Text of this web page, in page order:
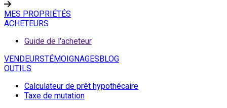
MES PROPRIÉTÉS
ACHETEURS
Guide de l'acheteur
VENDEURSTÉMOIGNAGESBLOG
OUTILS
Calculateur de prêt hypothécaire
Taxe de mutation